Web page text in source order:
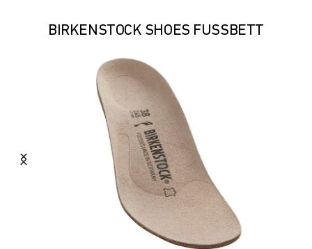
BIRKENSTOCK SHOES FUSSBETT